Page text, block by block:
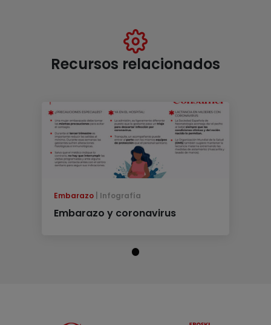
Recursos relacionados
Embarazo Infografía
Embarazo y coronavirus